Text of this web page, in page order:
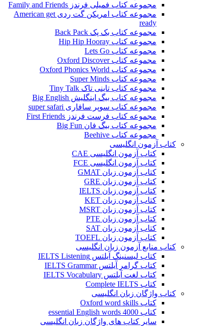
مجموعه کتاب فمیلی فرندز Family and Friends
مجموعه کتاب امریکن گت ردی American get
ready
مجموعه کتاب بک پک Back Pack
مجموعه کتاب Hip Hip Hooray
مجموعه کتاب Lets Go
مجموعه کتاب Oxford Discover
مجموعه کتاب Oxford Phonics World
مجموعه کتاب Super Minds
مجموعه کتاب تاینی تاک Tiny Talk
مجموعه کتاب بیگ اینگلیش Big English
مجموعه کتاب سوپر سافاری super safari
مجموعه کتاب فرست فرندز First Friends
مجموعه کتاب بیگ فان Big Fun
مجموعه کتاب Beehive
کتاب آزمون انگلیسی
کتاب آزمون انگلیسی CAE
کتاب آزمون انگلیسی FCE
کتاب آزمون زبان GMAT
کتاب آزمون زبان GRE
کتاب آزمون زبان IELTS
کتاب آزمون زبان KET
کتاب آزمون زبان MSRT
کتاب آزمون زبان PTE
کتاب آزمون زبان SAT
کتاب آزمون زبان TOEFL
کتاب منابع آزمون زبان انگلیسی
کتاب لیسنینگ آیلتس IELTS Listening
کتاب گرامر آیلتس IELTS Grammar
کتاب لغت آیلتس IELTS Vocabulary
کتاب Complete IELTS
کتاب واژگان زبان انگلیسی
کتاب Oxford word skills
کتاب essential English words 4000
سایر کتاب های واژگان زبان انگلیسی